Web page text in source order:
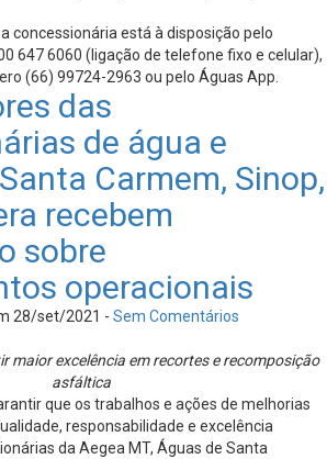
concessionária está à disposição pelo
647 6060 (ligação de telefone fixo e celular),
(66) 99724-2963 ou pelo Águas App.
das
de água e
Carmem, Sinop,
recebem
sobre
operacionais
28/set/2021 - Sem Comentários
maior excelência em recortes e recomposição
asfáltica
que os trabalhos e ações de melhorias
responsabilidade e excelência
da Aegea MT, Águas de Santa